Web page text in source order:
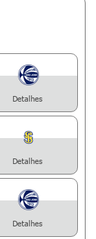
Detalhes
Detalhes
Detalhes